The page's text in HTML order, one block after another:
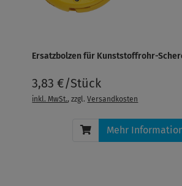
Ersatzbolzen für Kunststoffrohr-
3,83 €/Stück
inkl. MwSt., zzgl.Versandkosten
Mehr